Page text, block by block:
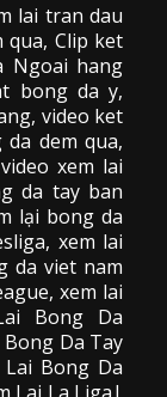
lai tran dau
qua, Clip ket
Ngoai hang
bong da y,
, video ket
dem qua,
video xem lai
da tay ban
lại bong da
xem lai
da viet nam
xem lai
Bong Da
Da Tay
Bong Da